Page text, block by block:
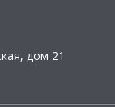
дом 21